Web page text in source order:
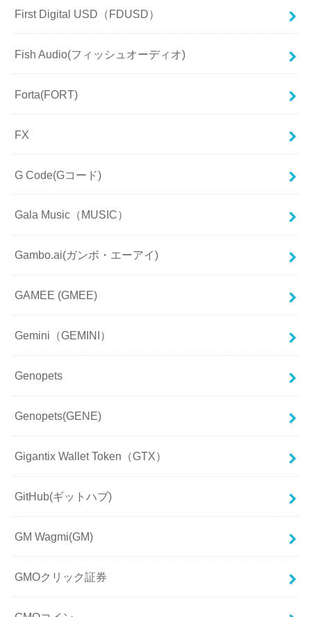
First Digital USD（FDUSD）
Fish Audio(フィッシュオーディオ)
Forta(FORT)
FX
G Code(Gコード)
Gala Music（MUSIC）
Gambo.ai(ガンボ・エーアイ)
GAMEE (GMEE)
Gemini（GEMINI）
Genopets
Genopets(GENE)
Gigantix Wallet Token（GTX）
GitHub(ギットハブ)
GM Wagmi(GM)
GMOクリック証券